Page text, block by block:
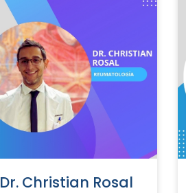
Dr. Christian Rosal